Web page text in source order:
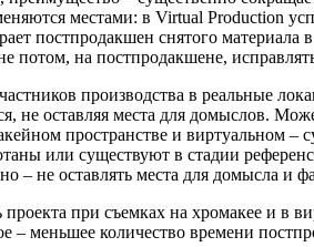
местами: в Virtual Production
постпродакшен снятого
потом, на постпродакшене,
производства в реальные
не оставляя места для домыслов.
пространстве и виртуальном –
или существуют в стадии
– не оставлять места для домысла и
при съемках на хромакее и в
– меньшее количество времени